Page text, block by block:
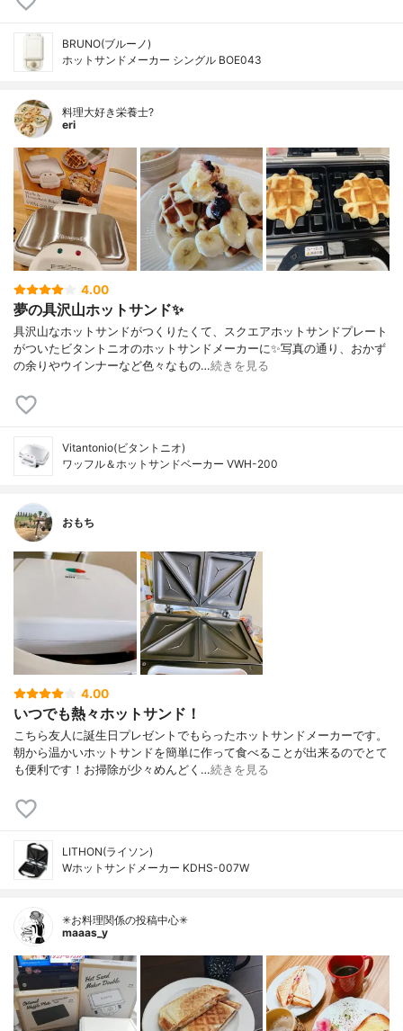
BRUNO(ブルーノ)
ホットサンドメーカー シングル BOE043
料理大好き栄養士?
eri
4.00
夢の具沢山ホットサンド✨
具沢山なホットサンドがつくりたくて、スクエアホットサンドプレート
がついたビタントニオのホットサンドメーカーに✨写真の通り、おかず
の余りやウインナーなど色々なもの…続きを見る
Vitantonio(ビタントニオ)
ワッフル＆ホットサンドベーカー VWH-200
おもち
4.00
いつでも熱々ホットサンド！
こちら友人に誕生日プレゼントでもらったホットサンドメーカーです。
朝から温かいホットサンドを簡単に作って食べることが出来るのでとて
も便利です！お掃除が少々めんどく…続きを見る
LITHON(ライソン)
Wホットサンドメーカー KDHS-007W
✳お料理関係の投稿中心✳
maaas_y